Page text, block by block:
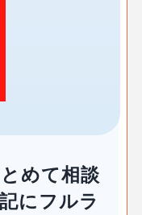
めて相談
にフルラ